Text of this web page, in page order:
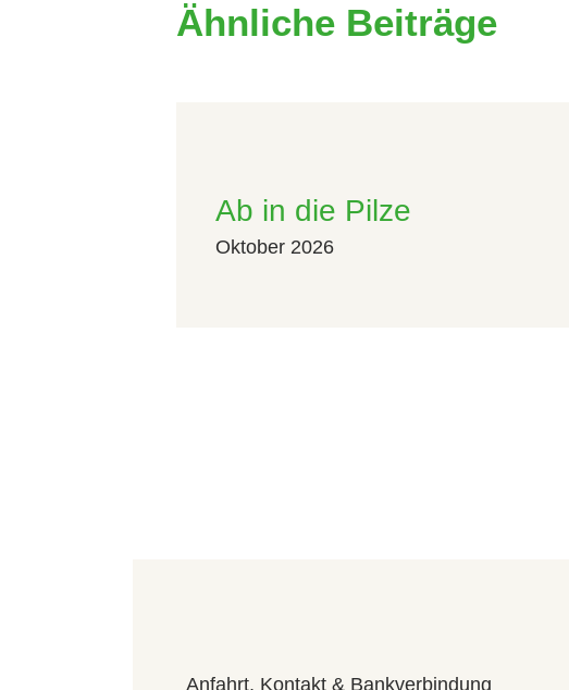
Ähnliche Beiträge
Ab in die Pilze
Oktober 2026
Anfahrt, Kontakt & Bankverbindung